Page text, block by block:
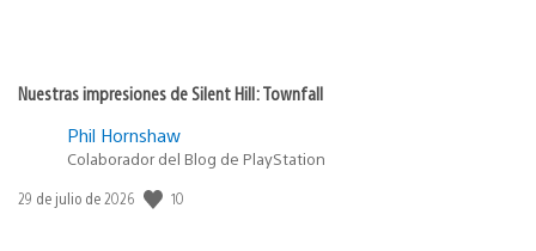
Nuestras impresiones de Silent Hill: Townfall
Phil Hornshaw
Colaborador del Blog de PlayStation
Fecha
29 de julio de 2026 10